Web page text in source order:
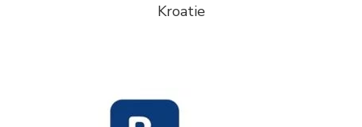
Kroatie